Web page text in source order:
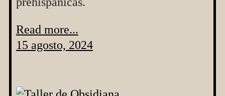
Read more...
15 agosto, 2024